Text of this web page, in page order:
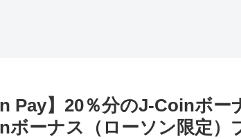
Pay】20％分のJ-Coinボー
ボーナス（ローソン限定）